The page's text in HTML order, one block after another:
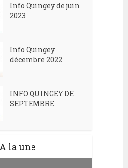
Info Quingey de juin
2023
Info Quingey
décembre 2022
INFO QUINGEY DE
SEPTEMBRE
A la une